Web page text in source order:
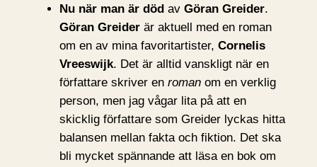
Nu när man är död av Göran Greider.
Göran Greiderär aktuell med en roman
om en av mina favoritartister, Cornelis
Vreeswijk. Det är alltid vanskligt när en
författare skriver en romanom en verklig
person, men jag vågar lita på att en
skicklig författare som Greider lyckas hitta
balansen mellan fakta och fiktion. Det ska
bli mycket spännande att läsa en bok om